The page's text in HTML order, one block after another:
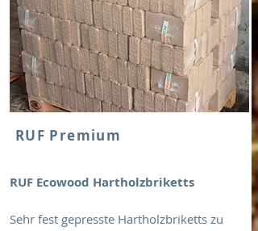
RUF Premium
RUF Ecowood Hartholzbriketts
Sehr fest gepresste Hartholzbriketts zu